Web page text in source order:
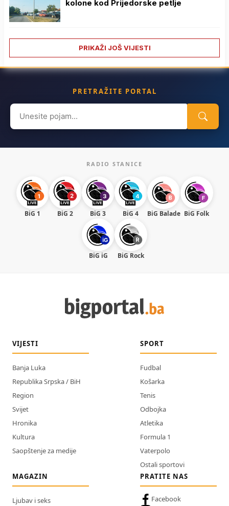
kolone kod Prijedorske petlje
PRIKAŽI JOŠ VIJESTI
PRETRAŽITE PORTAL
Search
for:
RADIO STANICE
BiG 1 BiG 2 BiG 3 BiG 4 BiG Balade BiG Folk
BiG iG BiG Rock
VIJESTI
Banja Luka
Republika Srpska / BiH
Region
Svijet
Hronika
Kultura
Saopštenje za medije
SPORT
Fudbal
Košarka
Tenis
Odbojka
Atletika
Formula 1
Vaterpolo
Ostali sportovi
MAGAZIN
Ljubav i seks
PRATITE NAS
Facebook